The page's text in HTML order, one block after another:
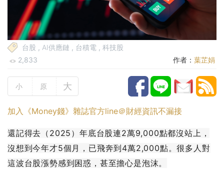
台股 , AI供應鏈 , 台積電 , 科技股
2,833
作者： 葉芷娟
小 原 大
加入《Money錢》雜誌官方line＠財經資訊不漏接
還記得去（2025）年底台股連2萬9,000點都沒站上，
沒想到今年才5個月，已飛奔到4萬2,000點。很多人對
這波台股漲勢感到困惑，甚至擔心是泡沫。